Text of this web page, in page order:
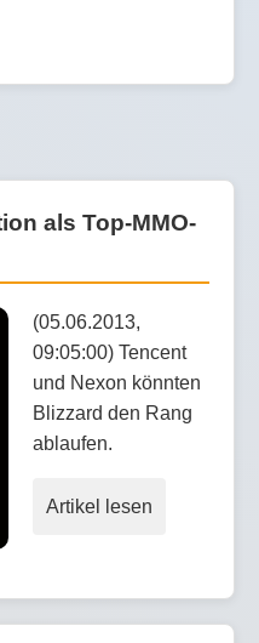
als Top-MMO-
(05.06.2013,
09:05:00) Tencent
und Nexon könnten
Blizzard den Rang
ablaufen.
Artikel lesen